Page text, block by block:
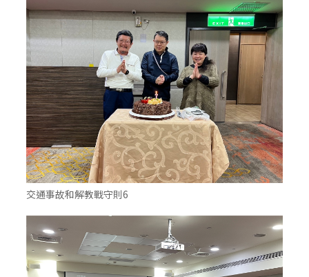
交通事故和解教戰守則6